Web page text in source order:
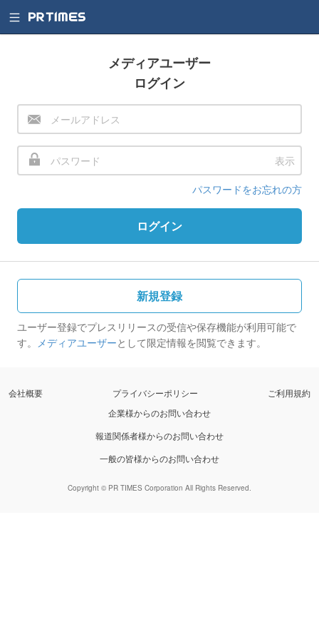
メディアユーザー
ログイン
表示
パスワードをお忘れの方
ログイン
新規登録
ユーザー登録でプレスリリースの受信や保存機能が利用可能で
す。 メディアユーザーとして限定情報を閲覧できます。
会社概要 プライバシーポリシー
ご利用規約
企業様からのお問い合わせ
報道関係者様からのお問い合わせ
一般の皆様からのお問い合わせ
Copyright © PR TIMES Corporation All Rights Reserved.